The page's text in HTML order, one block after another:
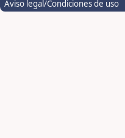
Aviso legal/Condiciones de uso